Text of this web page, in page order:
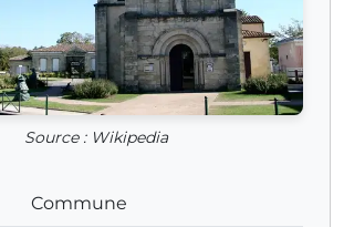
Source : Wikipedia
Commune